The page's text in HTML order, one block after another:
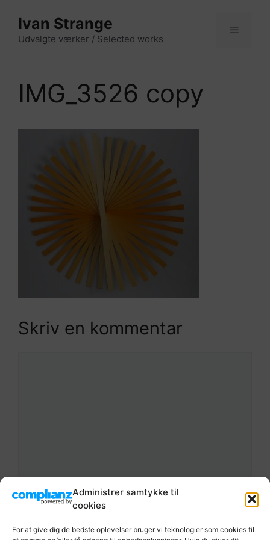
Administrer samtykke til
cookies
For at give dig de bedste oplevelser bruger vi teknologier som cookies til
indhold
Ivan Strange
Udvalgte værker / Selected works
IMG_3526 copy
Skriv en kommentar
Navn
E-